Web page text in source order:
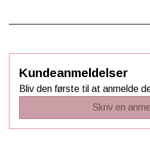
Kundeanmeldelser
Bliv den første til at anmelde
Skriv en